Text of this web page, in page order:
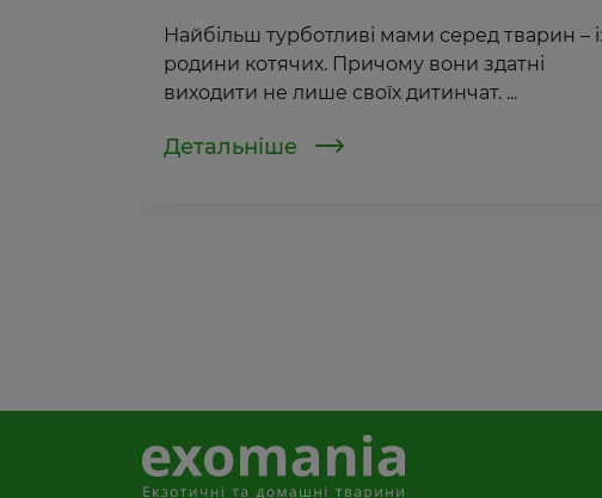
Найбільш турботливі мами серед тварин –
родини котячих. Причому вони здатні
виходити не лише своїх дитинчат. ...
Детальніше